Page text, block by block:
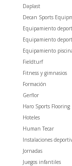
Daplast
Decan Sports
Equipamiento
Equipamiento
Equipamiento
Fieldturf
Fitness y gimnasios
Formación
Gerflor
Haro Sports Flooring
Hoteles
Human Tecar
Instalaciones
Jornadas
Juegos infantiles